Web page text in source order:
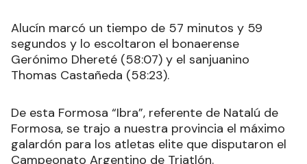
Alucín marcó un tiempo de 57 minutos y 59
segundos y lo escoltaron el bonaerense
Gerónimo Dhereté (58:07) y el sanjuanino
Thomas Castañeda (58:23).
De esta Formosa “Ibra”, referente de Natalú de
Formosa, se trajo a nuestra provincia el máximo
galardón para los atletas elite que disputaron el
Campeonato Argentino de Triatlón.